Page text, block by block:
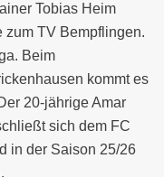
Tobias Heim
zum TV Bempflingen.
Beim
kommt es
20-jährige Amar
sich dem FC
in der Saison 25/26